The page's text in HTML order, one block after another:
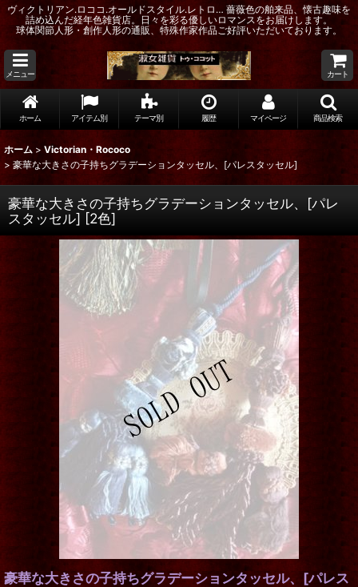
ヴィクトリアン.ロココ.オールドスタイル.レトロ… 薔薇色の舶来品、懐古趣味を
詰め込んだ経年色雑貨店。日々を彩る優しいロマンスをお届けします。
球体関節人形・創作人形の通販、特殊作家作品ご好評いただいております。
メニュー カート
ホーム アイテム別 テーマ別 履歴 マイページ 商品検索
ホーム > Victorian・Rococo
> 豪華な大きさの子持ちグラデーションタッセル、[パレスタッセル]
豪華な大きさの子持ちグラデーションタッセル、[パレ
スタッセル] [2色]
豪華な大きさの子持ちグラデーションタッセル、[パレス